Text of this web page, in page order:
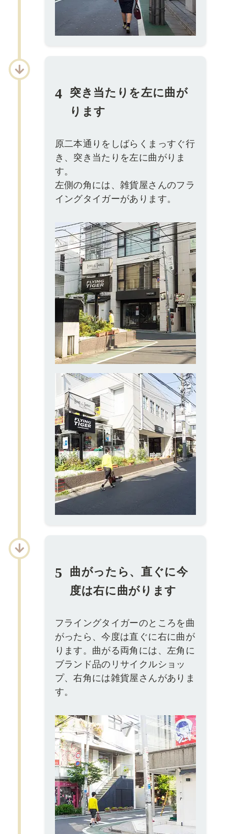
4
突き当たりを左に曲が
ります
原二本通りをしばらくまっすぐ行
き、突き当たりを左に曲がりま
す。
左側の角には、雑貨屋さんのフラ
イングタイガーがあります。
5
曲がったら、直ぐに今
度は右に曲がります
フライングタイガーのところを曲
がったら、今度は直ぐに右に曲が
ります。曲がる両角には、左角に
ブランド品のリサイクルショッ
プ、右角には雑貨屋さんがありま
す。